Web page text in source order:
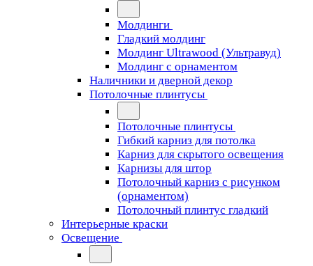
Молдинги
Гладкий молдинг
Молдинг Ultrawood (Ультравуд)
Молдинг с орнаментом
Наличники и дверной декор
Потолочные плинтусы
Потолочные плинтусы
Гибкий карниз для потолка
Карниз для скрытого освещения
Карнизы для штор
Потолочный карниз с рисунком
(орнаментом)
Потолочный плинтус гладкий
Интерьерные краски
Освещение